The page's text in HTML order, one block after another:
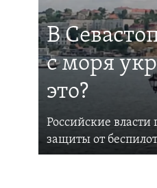
В
с моря
это?
Российские
защиты от